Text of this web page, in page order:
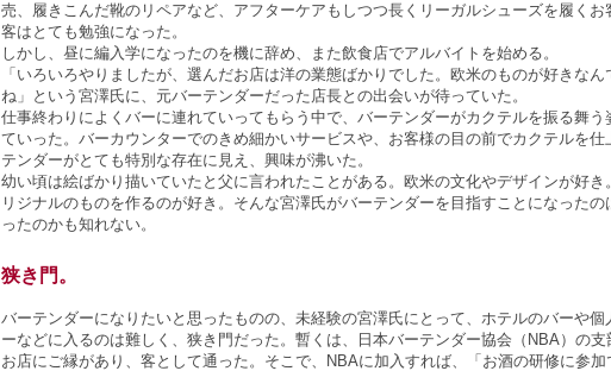
売、履きこんだ靴のリペアなど、アフターケアもしつつ長くリーガルシューズを履くお
客はとても勉強になった。
しかし、昼に編入学になったのを機に辞め、また飲食店でアルバイトを始める。
「いろいろやりましたが、選んだお店は洋の業態ばかりでした。欧米のものが好きなん
ね」という宮澤氏に、元バーテンダーだった店長との出会いが待っていた。
仕事終わりによくバーに連れていってもらう中で、バーテンダーがカクテルを振る舞う
ていった。バーカウンターでのきめ細かいサービスや、お客様の目の前でカクテルを仕
テンダーがとても特別な存在に見え、興味が沸いた。
幼い頃は絵ばかり描いていたと父に言われたことがある。欧米の文化やデザインが好き
リジナルのものを作るのが好き。そんな宮澤氏がバーテンダーを目指すことになったの
ったのかも知れない。
狭き門。
バーテンダーになりたいと思ったものの、未経験の宮澤氏にとって、ホテルのバーや個
ーなどに入るのは難しく、狭き門だった。暫くは、日本バーテンダー協会（NBA）の支
お店にご縁があり、客として通った。そこで、NBAに加入すれば、「お酒の研修に参加